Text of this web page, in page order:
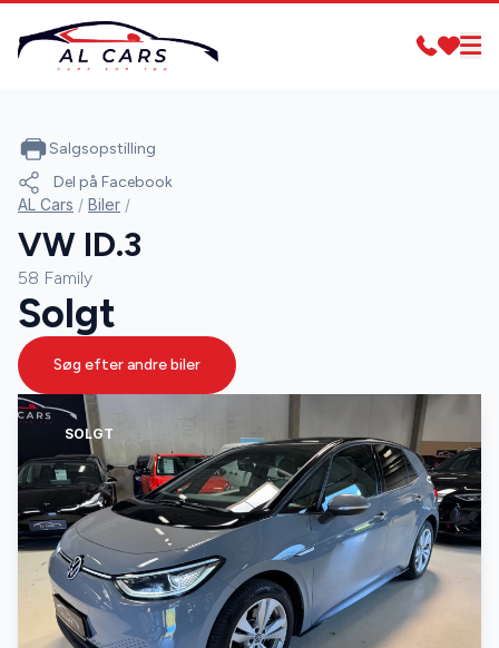
SOLGT
Salgsopstilling
Del på Facebook
AL Cars / Biler /
VW ID.3
58 Family
Solgt
Søg efter andre biler